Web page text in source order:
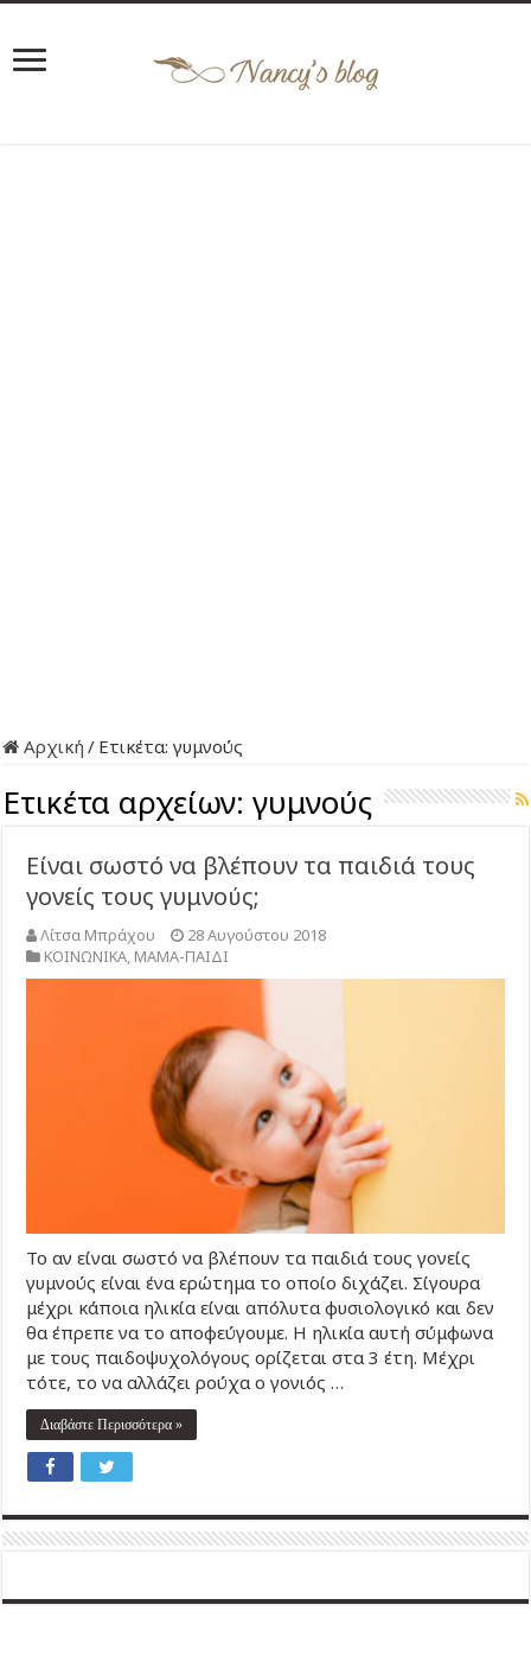
Αρχική / Ετικέτα:γυμνούς
Ετικέτα αρχείων:γυμνούς
Είναι σωστό να βλέπουν τα παιδιά τους
γονείς τους γυμνούς;
Λίτσα Μπράχου
28 Αυγούστου 2018
ΚΟΙΝΩΝΙΚΑ, ΜΑΜΑ-ΠΑΙΔΙ
Το αν είναι σωστό να βλέπουν τα παιδιά τους γονείς
γυμνούς είναι ένα ερώτημα το οποίο διχάζει. Σίγουρα
μέχρι κάποια ηλικία είναι απόλυτα φυσιολογικό και δεν
θα έπρεπε να το αποφεύγουμε. Η ηλικία αυτή σύμφωνα
με τους παιδοψυχολόγους ορίζεται στα 3 έτη. Μέχρι
τότε, το να αλλάζει ρούχα ο γονιός …
Διαβάστε Περισσότερα »